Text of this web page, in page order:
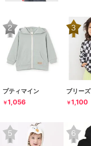
プティマイン
￥1,056
ブリーズ
￥1,100